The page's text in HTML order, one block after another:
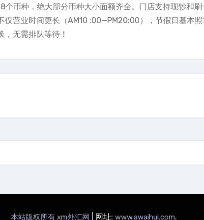
币种，绝大部分币种大小面额齐全。门店支持现钞和刷
营业时间更长（AM10 :00—PM20:00），节假日基本
无需排队等待！
本站版权所有 xm外汇网 网址: www.awaihui.com.